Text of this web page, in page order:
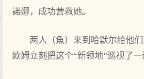
諾娜，成功营救她。
两人（魚）来到哈默尔给他
欧姆立刻把这个“新领地”巡视了一